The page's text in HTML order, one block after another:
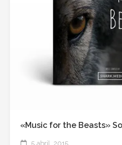
«Music for the Beasts»